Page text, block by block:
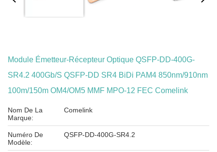
Module Émetteur-Récepteur Optique QSFP-DD-400G-
SR4.2 400Gb/s QSFP-DD SR4 BiDi PAM4 850nm/910nm
100m/150m OM4/OM5 MMF MPO-12 FEC Comelink
Nom De La
Marque:
Comelink
Numéro De
Modèle:
QSFP-DD-400G-SR4.2